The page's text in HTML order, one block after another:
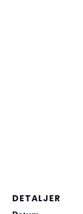
DETALJER